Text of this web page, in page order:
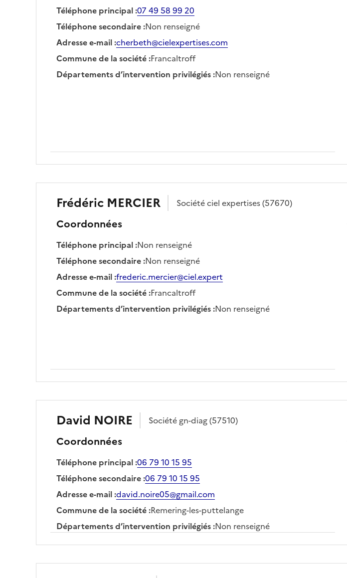
Téléphone principal:07 49 58 99 20
Téléphone secondaire:Non renseigné
Adresse e-mail:cherbeth@cielexpertises.com
Commune de la société:Francaltroff
Départements d’intervention privilégiés:Non renseigné
Frédéric MERCIER Sociétéciel expertises(57670)
Coordonnées
Téléphone principal:Non renseigné
Téléphone secondaire:Non renseigné
Adresse e-mail:frederic.mercier@ciel.expert
Commune de la société:Francaltroff
Départements d’intervention privilégiés:Non renseigné
David NOIRE Société gn-diag(57510)
Coordonnées
Téléphone principal:06 79 10 15 95
Téléphone secondaire:06 79 10 15 95
Adresse e-mail:david.noire05@gmail.com
Commune de la société:Remering-les-puttelange
Départements d’intervention privilégiés:Non renseigné